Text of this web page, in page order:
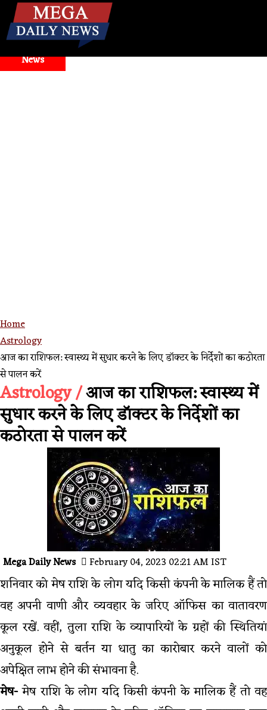
News
Home
Astrology
आज का राशिफल: स्वास्थ्य में सुधार करने के लिए डॉक्टर के निर्देशों का कठोरता
से पालन करें
Astrology /आज का राशिफल: स्वास्थ्य में
सुधार करने के लिए डॉक्टर के निर्देशों का
कठोरता से पालन करें
Mega Daily News February 04, 2023 02:21 AM IST
शनिवार को मेष राशि के लोग यदि किसी कंपनी के मालिक हैं तो
वह अपनी वाणी और व्यवहार के जरिए ऑफिस का वातावरण
कूल रखें. वहीं, तुला राशि के व्यापारियों के ग्रहों की स्थितियां
अनुकूल होने से बर्तन या धातु का कारोबार करने वालों को
अपेक्षित लाभ होने की संभावना है.
मेष-मेष राशि के लोग यदि किसी कंपनी के मालिक हैं तो वह